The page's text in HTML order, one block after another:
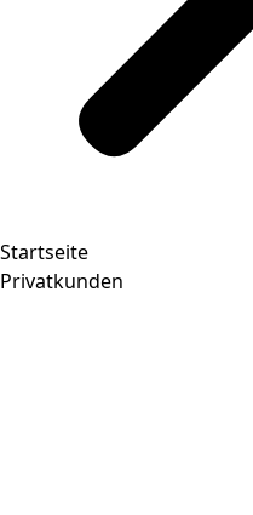
Startseite
Privatkunden